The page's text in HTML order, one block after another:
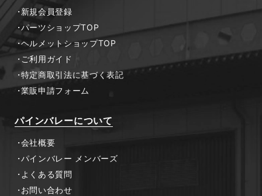
新規会員登録
パーツショップTOP
ヘルメットショップTOP
ご利用ガイド
特定商取引法に基づく表記
業販申請フォーム
パインバレーについて
会社概要
パインバレー メンバーズ
よくある質問
お問い合わせ